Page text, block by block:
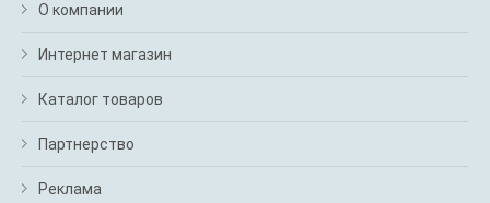
О компании
Интернет магазин
Каталог товаров
Партнерство
Реклама